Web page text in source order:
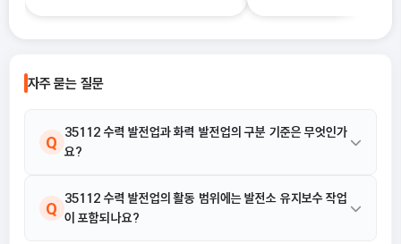
경비율의 개념부터, 어떤 경우에 어떤 방
으로 정리합니다.
자주 묻는 질문
Q
35112 수력 발전업과 화력 발전업의 구분 기준은 무엇인가
요?
A 35112 수력 발전업은 수력을 에너지원으로 하여 전기를 직접 생산
하는 산업활동으로 분류됩니다. 반면, 화력 발전업은 화석 연료 등
Q
35112 수력 발전업의 활동 범위에는 발전소 유지보수 작업
이 포함되나요?